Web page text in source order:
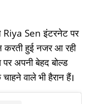
Sen इंटरनेट पर
करती हुई नजर आ रही
पर अपनी बेहद बोल्ड
वाले भी हैरान हैं।